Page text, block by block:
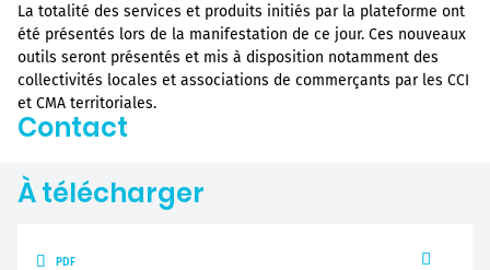
La totalité des services et produits initiés par la plateforme ont
été présentés lors de la manifestation de ce jour. Ces nouveaux
outils seront présentés et mis à disposition notamment des
collectivités locales et associations de commerçants par les CCI
et CMA territoriales.
Contact
À télécharger
PDF